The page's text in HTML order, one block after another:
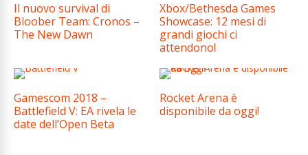
Il nuovo survival di
Bloober Team: Cronos –
The New Dawn
Xbox/Bethesda Games
Showcase: 12 mesi di
grandi giochi ci
attendono!
Gamescom 2018 –
Battlefield V: EA rivela le
date dell’Open Beta
Rocket Arena è
disponibile da oggi!